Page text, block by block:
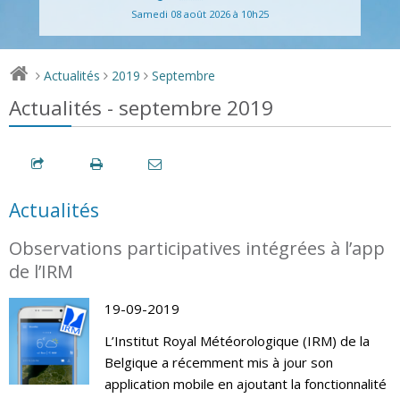
Samedi 08 août 2026 à 10h25
> Actualités > 2019 > Septembre
Actualités - septembre 2019
Actualités
Observations participatives intégrées à l’app
de l’IRM
19-09-2019
L’Institut Royal Météorologique (IRM) de la
Belgique a récemment mis à jour son
application mobile en ajoutant la fonctionnalité